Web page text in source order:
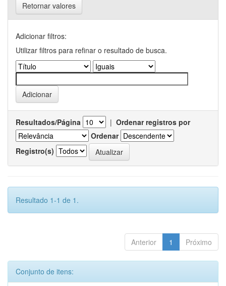
Retornar valores
Adicionar filtros:
Utilizar filtros para refinar o resultado de busca.
Resultados/Página | Ordenar registros por
Ordenar
Registro(s)
Resultado 1-1 de 1.
Anterior 1 Próximo
Conjunto de itens: